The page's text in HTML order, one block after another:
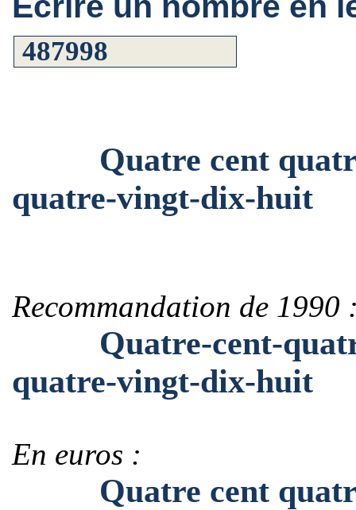
Quatre cent
quatre-vingt-dix-huit
Recommandation de 1990
Quatre-cent-
quatre-vingt-dix-huit
En euros :
Quatre cent